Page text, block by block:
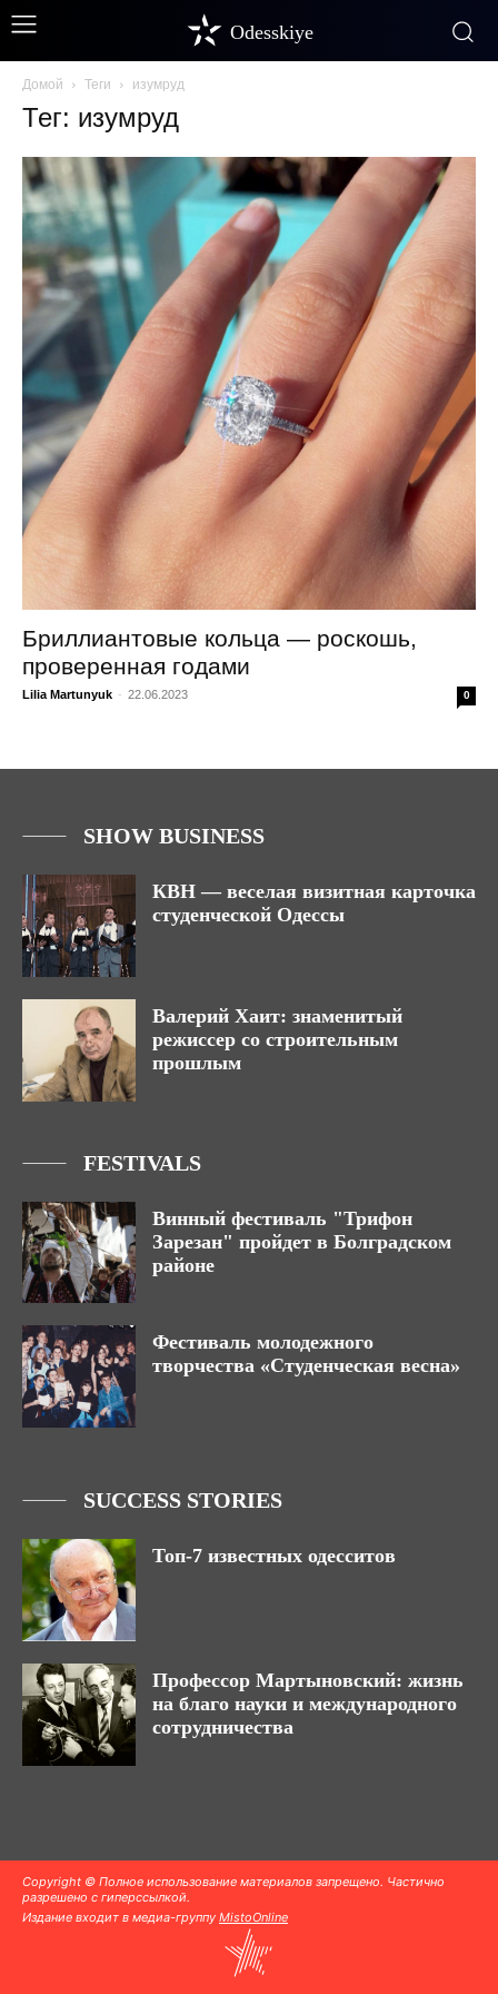
Odesskiye
Домой Теги изумруд
Тег: изумруд
Бриллиантовые кольца — роскошь,
проверенная годами
Lilia Martunyuk - 22.06.2023 0
SHOW BUSINESS
КВН — веселая визитная карточка
студенческой Одессы
Валерий Хаит: знаменитый
режиссер со строительным
прошлым
FESTIVALS
Винный фестиваль "Трифон
Зарезан" пройдет в Болградском
районе
Фестиваль молодежного
творчества «Студенческая весна»
SUCCESS STORIES
Топ-7 известных одесситов
Профессор Мартыновский: жизнь
на благо науки и международного
сотрудничества
Copyright © Полное использование материалов запрещено. Частично
разрешено с гиперссылкой.
Издание входит в медиа-группу MistoOnline